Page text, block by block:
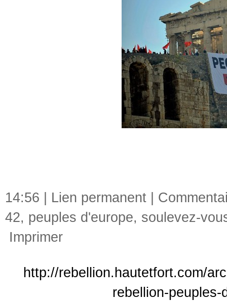
14:56 | Lien permanent
42, peuples d'europe, soulevez-
Imprimer
http://rebellion.hautetfort.com/
rebellion-